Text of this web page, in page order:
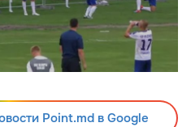
Point.md в Google